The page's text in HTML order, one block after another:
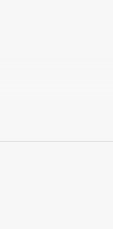
гель - 30-60 секунд;